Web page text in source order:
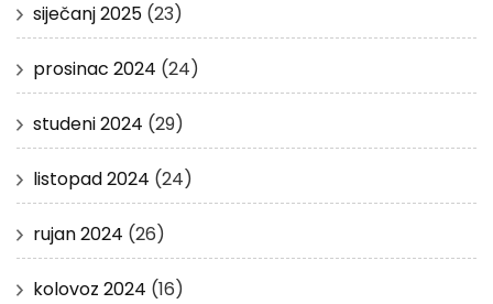
siječanj 2025 (23)
prosinac 2024 (24)
studeni 2024 (29)
listopad 2024 (24)
rujan 2024 (26)
kolovoz 2024 (16)